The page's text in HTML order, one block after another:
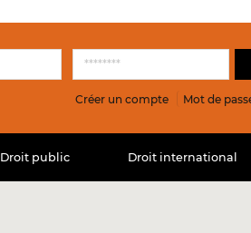
Créer un compte Mot de
Droit public Droit international